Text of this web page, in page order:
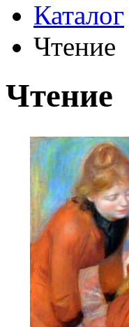
Каталог
Чтение
Чтение